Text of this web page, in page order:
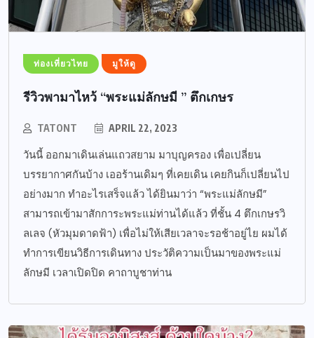
ท่องเที่ยวไทย มูให้ดู
รีวิวพามาไหว้ “พระแม่ลักษมี ” ตึกเกษร
TATONT APRIL 22, 2023
วันนี้ ออกมาเดินเล่นแถวสยาม มาบุญครอง เพื่อเปลี่ยน
บรรยากาศกันบ้าง เออร้านเดิมๆ ที่เคยเดิน เคยกินก็เปลี่ยนไป
อย่างมาก ทำอะไรเสร็จแล้ว ได้ยินมาว่า “พระแม่ลักษมี”
สามารถเข้ามาสักการะพระแม่ท่านได้แล้ว ที่ชั้น 4 ตึกเกษรวิ
ลเลจ (หัวมุมดาดฟ้า) เพื่อไม่ให้เสียเวลาจะรอช้าอยู่ไย ผมได้
ทำการเขียนวิธีการเดินทาง ประวัติความเป็นมาของพระแม่
ลักษมี เวลาเปิดปิด คาถาบูชาท่าน